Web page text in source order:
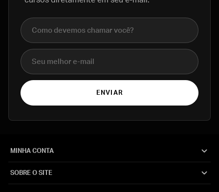
Nome completo
E-mail
ENVIAR
MINHA CONTA
SOBRE O SITE